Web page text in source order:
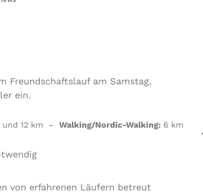
Freundschaftslauf am Samstag,
ein.
und 12 km – Walking/Nordic-Walking: 6 km
von erfahrenen Läufern betreut